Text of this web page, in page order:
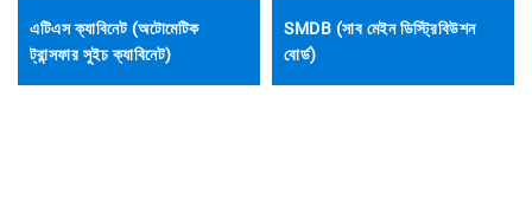
এটিএস ক্যাবিনেট (অটোমেটিক
ট্রান্সফার সুইচ ক্যাবিনেট)
SMDB (সাব মেইন ডিস্ট্রিবিউশন
বোর্ড)